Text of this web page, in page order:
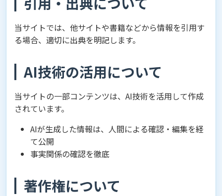
当サイトでは、他サイトや書籍などから情報を引用す
る場合、適切に出典を明記します。
AI技術の活用について
当サイトの一部コンテンツは、AI技術を活用して作成
されています。
AIが生成した情報は、人間による確認・編集を経
て公開
事実関係の確認を徹底
著作権について